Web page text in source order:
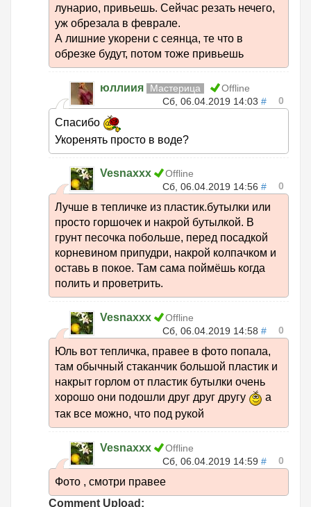
лунарио, привьешь. Сейчас резать нечего,
уж обрезала в феврале.
А лишние укорени с сеянца, те что в
обрезке будут, потом тоже привьешь
юллиия Мастерица
Offline
Сб, 06.04.2019 14:03 # 0
Спасибо
Укоренять просто в воде?
Vesnaxxx
Offline
Сб, 06.04.2019 14:56 # 0
Лучше в тепличке из пластик.бутылки или
просто горшочек и накрой бутылкой. В
грунт песочка побольше, перед посадкой
корневином припудри, накрой колпачком и
оставь в покое. Там сама поймёшь когда
полить и проветрить.
Vesnaxxx
Offline
Сб, 06.04.2019 14:58 # 0
Юль вот тепличка, правее в фото попала,
там обычный стаканчик большой пластик и
накрыт горлом от пластик бутылки очень
хорошо они подошли друг друг другу
а
так все можно, что под рукой
Vesnaxxx
Offline
Сб, 06.04.2019 14:59 # 0
Фото , смотри правее
Comment Upload: